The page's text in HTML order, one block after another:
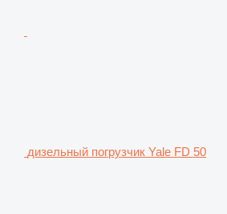
дизельный погрузчик Yale FD 50